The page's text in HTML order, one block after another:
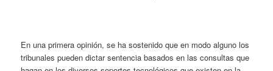
En una primera opinión, se ha sostenido que en modo alguno los
tribunales pueden dictar sentencia basados en las consultas que